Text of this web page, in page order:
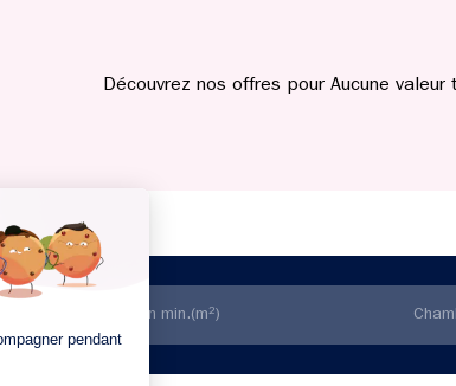
Découvrez nos offres pour Aucune